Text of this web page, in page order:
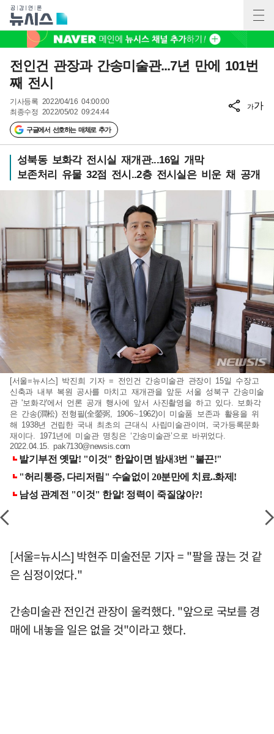
전인건 관장과 간송미술관...7년 만에 101번
째 전시
기사등록 2022/04/16 04:00:00
최종수정 2022/05/02 09:24:44
구글에서 선호하는 매체로 추가
가가
성북동 보화각 전시실 재개관...16일 개막
보존처리 유물 32점 전시..2층 전시실은 비운 채 공개
[서울=뉴시스] 박진희 기자 = 전인건 간송미술관 관장이 15일 수장고
신축과 내부 복원 공사를 마치고 재개관을 앞둔 서울 성북구 간송미술
관 '보화각'에서 언론 공개 행사에 앞서 사진촬영을 하고 있다. 보화각
은 간송(澗松) 전형필(全鎣弼, 1906∼1962)이 미술품 보존과 활용을 위
해 1938년 건립한 국내 최초의 근대식 사립미술관이며, 국가등록문화
재이다. 1971년에 미술관 명칭은 ‘간송미술관’으로 바뀌었다.
2022.04.15.pak7130@newsis.com
[서울=뉴시스] 박현주 미술전문 기자 = "팔을 끊는 것 같
은 심정이었다."
간송미술관 전인건 관장이 울컥했다. "앞으로 국보를 경
매에 내놓을 일은 없을 것"이라고 했다.